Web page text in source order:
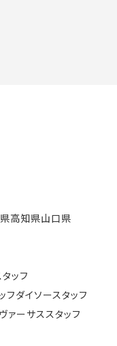
高知県山口県
ッフ
フダイソースタッフ
ヴァーサススタッフ